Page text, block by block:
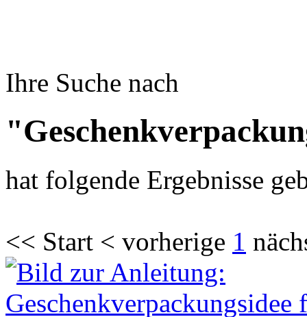
Ihre Suche nach
hat folgende Ergebnisse
<< Start < vorherige 1